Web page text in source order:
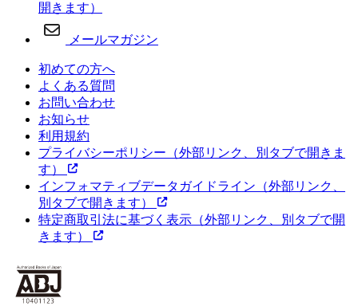
開きます）
メールマガジン
初めての方へ
よくある質問
お問い合わせ
お知らせ
利用規約
プライバシーポリシー （外部リンク、別タブで開きま
す）
インフォマティブデータガイドライン （外部リンク、
別タブで開きます）
特定商取引法に基づく表示 （外部リンク、別タブで開
きます）